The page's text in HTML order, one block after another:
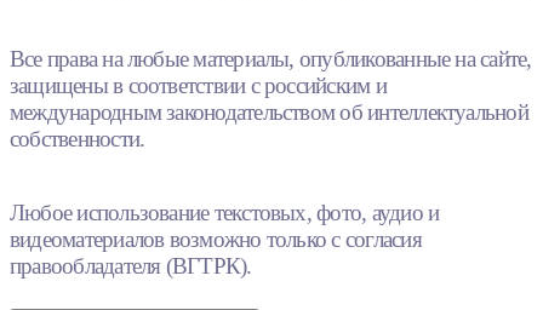
Все права на любые материалы, опубликованные на сайте,
защищены в соответствии с российским и
международным законодательством об интеллектуальной
собственности.
Любое использование текстовых, фото, аудио и
видеоматериалов возможно только с согласия
правообладателя (ВГТРК).